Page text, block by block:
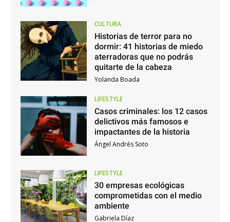
CULTURA
Historias de terror para no
dormir: 41 historias de miedo
aterradoras que no podrás
quitarte de la cabeza
Yolanda Boada
LIFESTYLE
Casos criminales: los 12 casos
delictivos más famosos e
impactantes de la historia
Ángel Andrés Soto
LIFESTYLE
30 empresas ecológicas
comprometidas con el medio
ambiente
Gabriela Díaz